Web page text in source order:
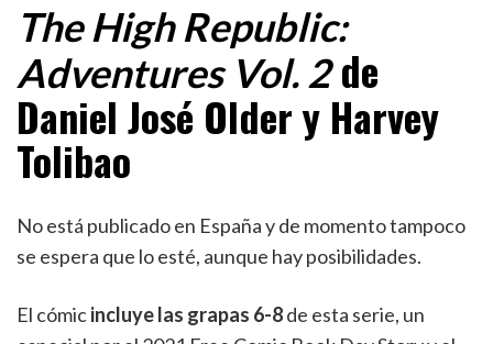
The High Republic:
Adventures Vol. 2de
Daniel José Older y Harvey
Tolibao
No está publicado en España y de momento tampoco
se espera que lo esté, aunque hay posibilidades.
El cómicincluye las grapas 6-8de esta serie, un